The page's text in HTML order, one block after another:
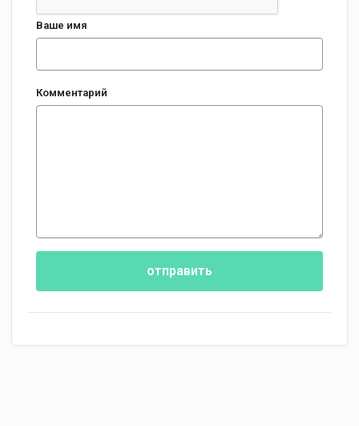
Ваше имя
Комментарий
отправить